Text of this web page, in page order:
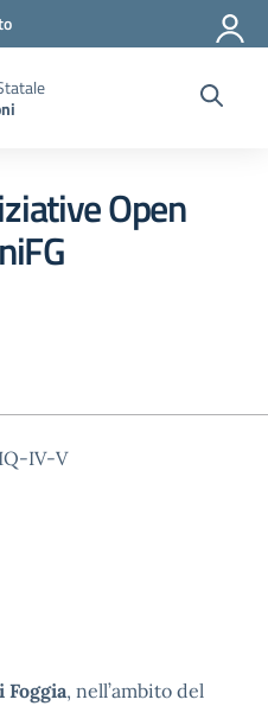
Open
IV-V
, nell’ambito del